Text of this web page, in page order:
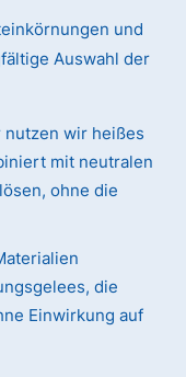
und
Auswahl der
nutzen wir heißes
mit neutralen
ohne die
die
Einwirkung auf